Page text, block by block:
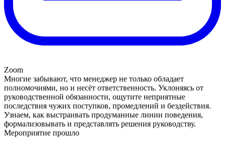
Zoom
Многие забывают, что менеджер не только обладает
полномочиями, но и несёт ответственность. Уклоняясь от
руководственной обязанности, ощутите неприятные
последствия чужих поступков, промедлений и бездействия.
Узнаем, как выстраивать продуманные линии поведения,
формализовывать и представлять решения руководству.
Мероприятие прошло